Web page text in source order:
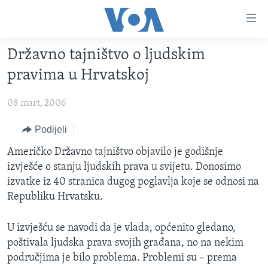
glavni
sadržaj
Pređi
na
navigaciju
Idi
na
pretragu
VIDEO
FOTOGRAFIJE DANA
VIJESTI
SJEDINJENE AMERIČKE DRŽAVE
BOSNA I HERCEGOVINA
SVIJET
NAUKA I TEHNOLOGIJA
SPECIJALNI PROJEKTI
KORUPCIJA
ŽENSKA STRANA
IZBJEGLIČKA STRANA
Državno tajništvo o ljudskim
pravima u Hrvatskoj
08 mart, 2006
Podijeli
Američko Državno tajništvo objavilo je godišnje
izvješće o stanju ljudskih prava u svijetu. Donosimo
izvatke iz 40 stranica dugog poglavlja koje se odnosi na
Republiku Hrvatsku.
U izvješću se navodi da je vlada, općenito gledano,
poštivala ljudska prava svojih građana, no na nekim
područjima je bilo problema. Problemi su – prema